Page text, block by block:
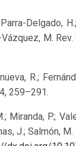
Delgado,
M.
R.;
259–291.
Miranda, P.;
J.; Salmón,